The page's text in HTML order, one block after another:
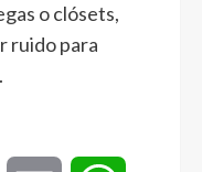
o clósets,
ruido para